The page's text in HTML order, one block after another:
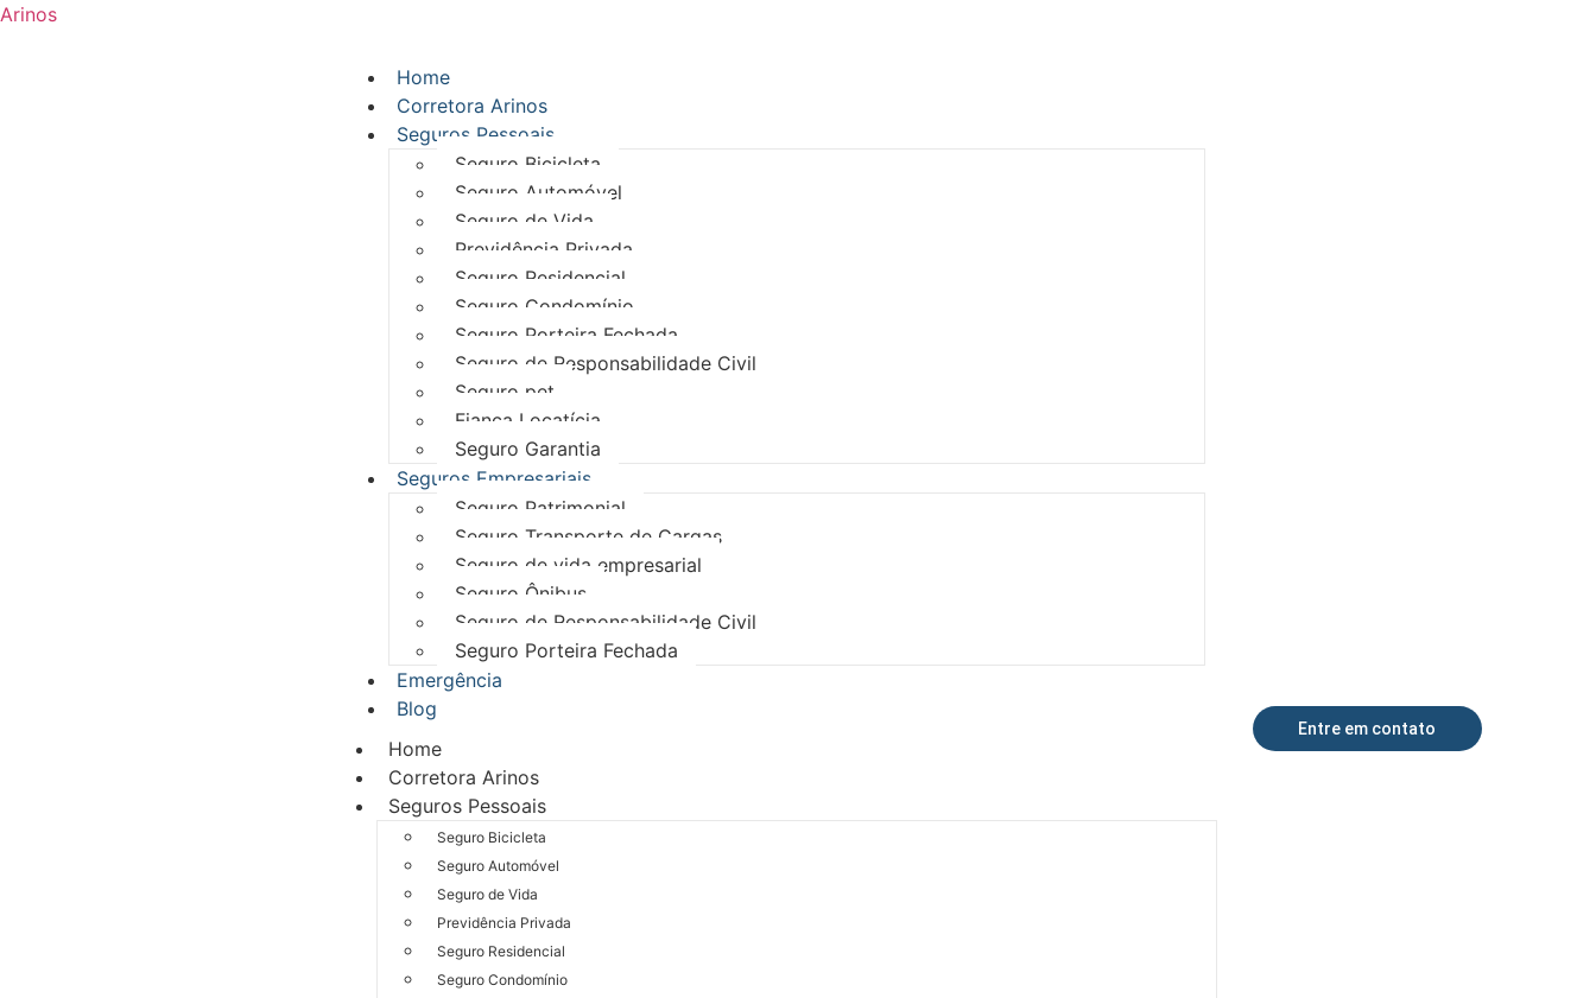
Arinos
Home
Corretora Arinos
Seguros Pessoais
Seguro Bicicleta
Seguro Automóvel
Seguro de Vida
Previdência Privada
Seguro Residencial
Seguro Condomínio
Seguro Porteira Fechada
Seguro de Responsabilidade Civil
Seguro pet
Fiança Locatícia
Seguro Garantia
Seguros Empresariais
Seguro Patrimonial
Seguro Transporte de Cargas
Seguro de vida empresarial
Seguro Ônibus
Seguro de Responsabilidade Civil
Seguro Porteira Fechada
Emergência
Blog
Home
Corretora Arinos
Seguros Pessoais
Seguro Bicicleta
Seguro Automóvel
Seguro de Vida
Previdência Privada
Seguro Residencial
Seguro Condomínio
Entre em contato